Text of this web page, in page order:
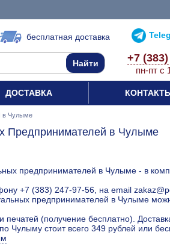
бесплатная доставка
+7
пн-пт с
ДОСТАВКА
в Чулыме
Предпринимателей в Чулыме
предпринимателей в Чулыме - в
+7 (383) 247-97-56, на email
предпринимателей в Чулыме
печатей (получение бесплатно).
Чулыму стоит всего 349 рублей или